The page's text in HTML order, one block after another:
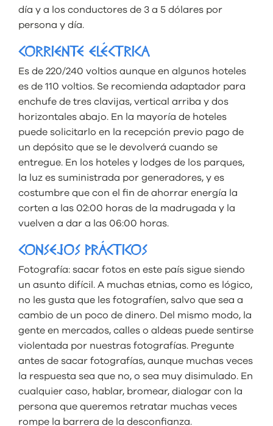
día y a los conductores de 3 a 5 dólares por
persona y día.
CORRIENTE ELÉCTRICA
Es de 220/240 voltios aunque en algunos hoteles
es de 110 voltios. Se recomienda adaptador para
enchufe de tres clavijas, vertical arriba y dos
horizontales abajo. En la mayoría de hoteles
puede solicitarlo en la recepción previo pago de
un depósito que se le devolverá cuando se
entregue. En los hoteles y lodges de los parques,
la luz es suministrada por generadores, y es
costumbre que con el fin de ahorrar energía la
corten a las 02:00 horas de la madrugada y la
vuelven a dar a las 06:00 horas.
CONSEJOS PRÁCTICOS
Fotografía: sacar fotos en este país sigue siendo
un asunto difícil. A muchas etnias, como es lógico,
no les gusta que les fotografíen, salvo que sea a
cambio de un poco de dinero. Del mismo modo, la
gente en mercados, calles o aldeas puede sentirse
violentada por nuestras fotografías. Pregunte
antes de sacar fotografías, aunque muchas veces
la respuesta sea que no, o sea muy disimulado. En
cualquier caso, hablar, bromear, dialogar con la
persona que queremos retratar muchas veces
rompe la barrera de la desconfianza.